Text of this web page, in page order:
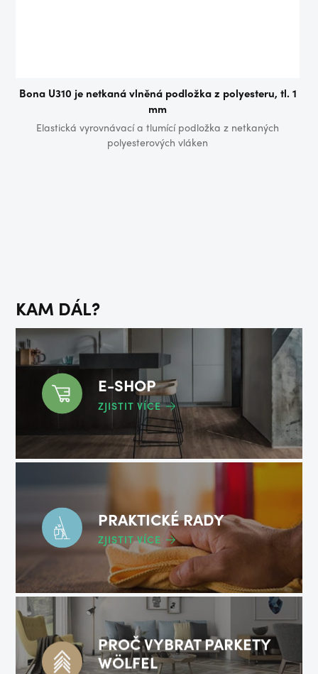
Bona U310 je netkaná vlněná podložka z polyesteru, tl. 1
mm
Elastická vyrovnávací a tlumící podložka z netkaných
polyesterových vláken
KAM DÁL?
E-SHOP
ZJISTIT VÍCE
PRAKTICKÉ RADY
ZJISTIT VÍCE
PROČ VYBRAT PARKETY
WÖLFEL